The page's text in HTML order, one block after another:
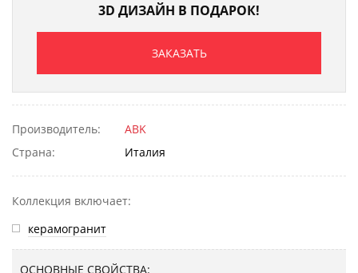
3D ДИЗАЙН В ПОДАРОК!
ЗАКАЗАТЬ
Производитель:
ABK
Страна:
Италия
Коллекция включает:
керамогранит
ОСНОВНЫЕ СВОЙСТВА: